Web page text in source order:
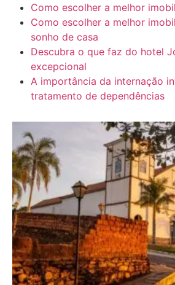
Como escolher a melhor
Como escolher a melhor
sonho de casa
Descubra o que faz do hotel
excepcional
A importância da internação
tratamento de dependências